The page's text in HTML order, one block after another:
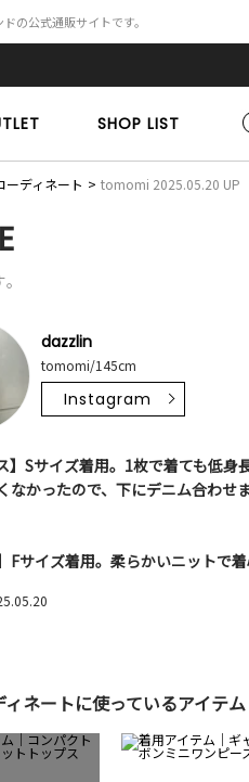
の公式通販サイトです。
SHOP LIST
ディネート tomomi 2025.05.20 UP
dazzlin
tomomi/145cm
Instagram
】Sサイズ着用。1枚で着ても低身
なかったので、下にデニム合わせ
Fサイズ着用。柔らかいニットで
ィネートに使っているアイテム